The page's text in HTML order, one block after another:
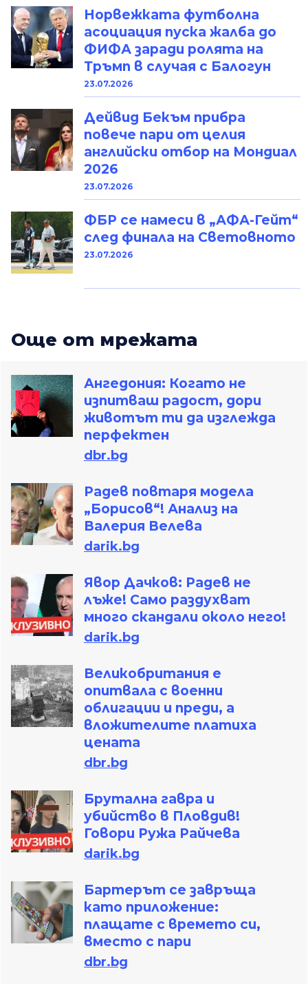
Норвежката футболна
асоциация пуска жалба до
ФИФА заради ролята на
Тръмп в случая с Балогун
23.07.2026
Дейвид Бекъм прибра
повече пари от целия
английски отбор на Мондиал
2026
23.07.2026
ФБР се намеси в „АФА-Гейт“
след финала на Световното
23.07.2026
Oще от мрежата
Ангедония: Когато не
изпитваш радост, дори
животът ти да изглежда
перфектен
dbr.bg
Радев повтаря модела
„Борисов“! Анализ на
Валерия Велева
darik.bg
Явор Дачков: Радев не
лъже! Само раздухват
много скандали около него!
darik.bg
Великобритания е
опитвала с военни
облигации и преди, а
вложителите платиха
цената
dbr.bg
Брутална гавра и
убийство в Пловдив!
Говори Ружа Райчева
darik.bg
Бартерът се завръща
като приложение:
плащате с времето си,
вместо с пари
dbr.bg